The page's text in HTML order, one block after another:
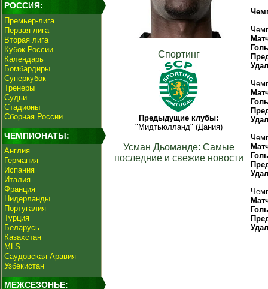
РОССИЯ:
Премьер-лига
Первая лига
Вторая лига
Кубок России
Календарь
Бомбардиры
Суперкубок
Тренеры
Судьи
Стадионы
Сборная России
ЧЕМПИОНАТЫ:
Англия
Германия
Испания
Италия
Франция
Нидерланды
Португалия
Турция
Беларусь
Казахстан
MLS
Саудовская Аравия
Узбекистан
МЕЖСЕЗОНЬЕ:
Спортинг
Предыдущие клубы:
"Мидтьюлланд" (Дания)
Усман Дьоманде: Самые
последние и свежие новости